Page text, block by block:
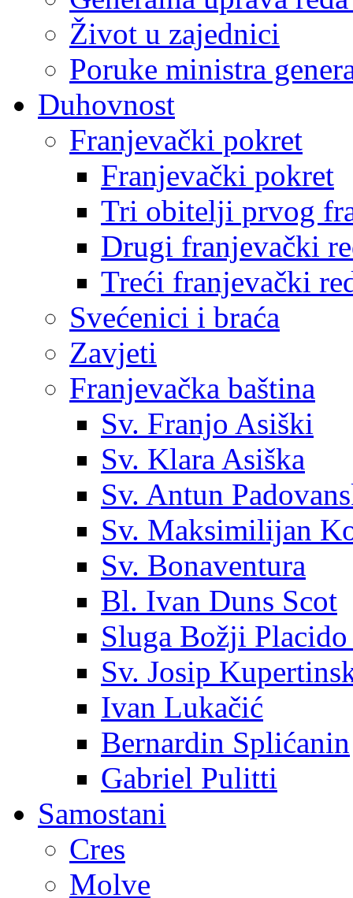
Život u zajednici
Poruke ministra
Duhovnost
Franjevački pokret
Franjevački pokret
Tri obitelji prvog
Drugi franjevački
Treći franjevački
Svećenici i braća
Zavjeti
Franjevačka baština
Sv. Franjo Asiški
Sv. Klara Asiška
Sv. Antun
Sv. Maksimilijan
Sv. Bonaventura
Bl. Ivan Duns Scot
Sluga Božji Placido
Sv. Josip
Ivan Lukačić
Bernardin Splićanin
Gabriel Pulitti
Samostani
Cres
Molve